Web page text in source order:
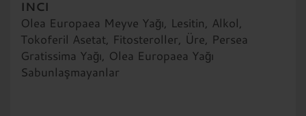
INCI
Olea Europaea Meyve Yağı, Lesitin, Alkol,
Tokoferil Asetat, Fitosteroller, Üre, Persea
Gratissima Yağı, Olea Europaea Yağı
Sabunlaşmayanlar